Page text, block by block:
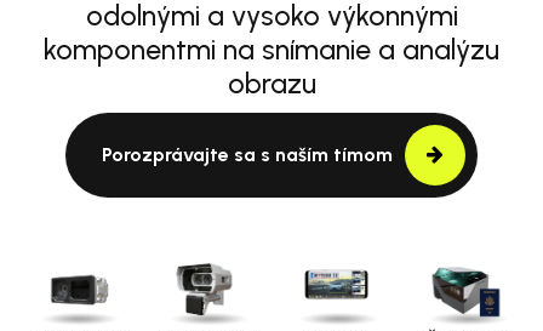
odolnými a vysoko výkonnými
komponentmi na snímanie a analýzu
obrazu
Porozprávajte sa s naším tímom